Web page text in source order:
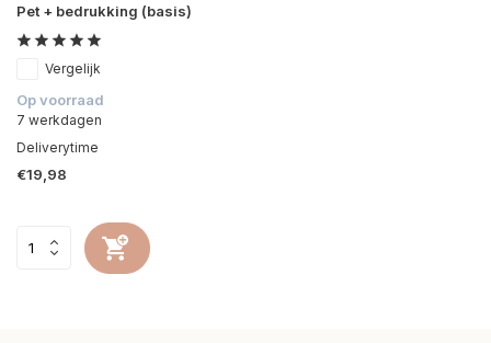
Pet + bedrukking (basis)
Vergelijk
Op voorraad
7 werkdagen
Deliverytime
€19,98